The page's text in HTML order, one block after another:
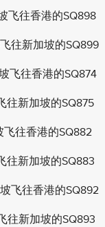
往香港的SQ898
往新加坡的SQ899
往香港的SQ874
新加坡的SQ875
往香港的SQ882
新加坡的SQ883
飞往香港的SQ892
新加坡的SQ893